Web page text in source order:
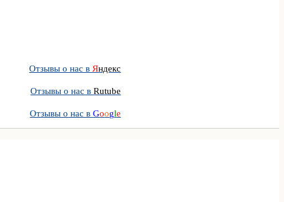
Отзывы о нас в Яндекс
Отзывы о нас вRutube
Отзывы о нас вGoogle